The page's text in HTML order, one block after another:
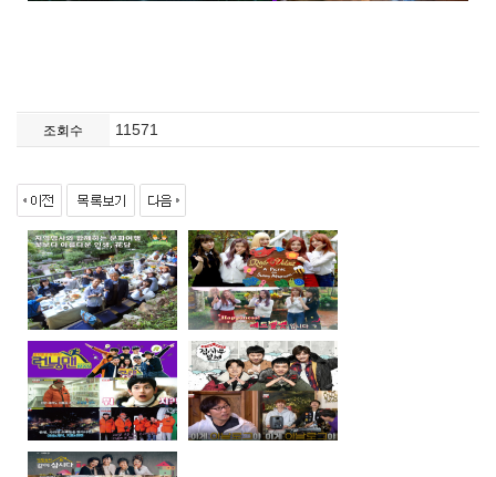
조회수 11571